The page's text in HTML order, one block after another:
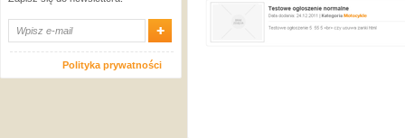
Polityka prywatności